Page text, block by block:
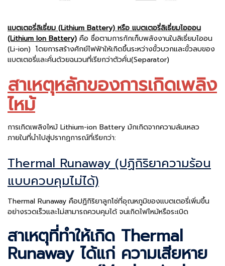
แบตเตอรี่ลิเธี่ยม (Lithium Battery) หรือ แบตเตอรี่ลิเธี่ยมไอออน
(Lithium Ion Battery) คือ ชื่อตามการกักเก็บพลังงานในลิเธี่ยมไออน
(Li-ion) โดยการสร้างศักย์ไฟฟ้าให้เกิดขึ้นระหว่างขั้วบวกและขั้วลบของ
แบตเตอรี่และคั่นด้วยฉนวนที่เรียกว่าตัวคั่น(Separator)
สาเหตุหลักของการเกิดเพลิง
ไหม้
การเกิดเพลิงไหม้ Lithium-ion Battery มักเกิดจากความล้มเหลว
ภายในที่นำไปสู่ปรากฏการณ์ที่เรียกว่า:
Thermal Runaway (ปฏิกิริยาความร้อน
แบบควบคุมไม่ได้)
Thermal Runaway คือปฏิกิริยาลูกโซ่ที่อุณหภูมิของแบตเตอรี่เพิ่มขึ้น
อย่างรวดเร็วและไม่สามารถควบคุมได้ จนเกิดไฟไหม้หรือระเบิด
สาเหตุที่ทำให้เกิด Thermal
Runaway ได้แก่ ความเสียหาย